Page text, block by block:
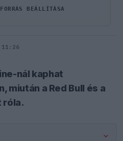
BEÁLLÍTÁSA
nál kaphat
miután a Red Bull és a
róla.